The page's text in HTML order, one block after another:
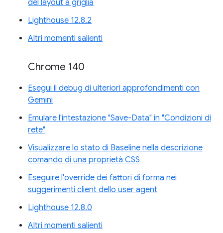
del layout a griglia
Lighthouse 12.8.2
Altri momenti salienti
Chrome 140
Esegui il debug di ulteriori approfondimenti con
Gemini
Emulare l'intestazione "Save-Data" in "Condizioni di
rete"
Visualizzare lo stato di Baseline nella descrizione
comando di una proprietà CSS
Eseguire l'override dei fattori di forma nei
suggerimenti client dello user agent
Lighthouse 12.8.0
Altri momenti salienti